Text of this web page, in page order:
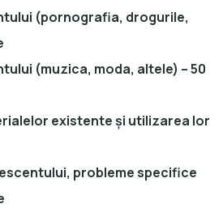
(pornografia, drogurile,
(muzica, moda, altele) – 50
existente și utilizarea lor
probleme specifice